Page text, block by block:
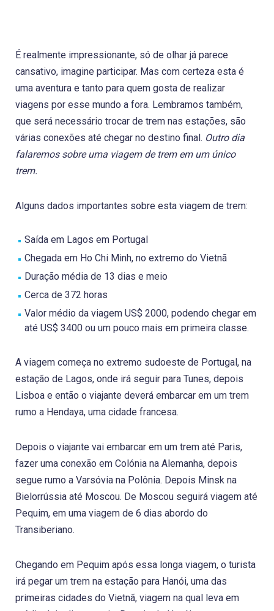
É realmente impressionante, só de olhar já parece
cansativo, imagine participar. Mas com certeza esta é
uma aventura e tanto para quem gosta de realizar
viagens por esse mundo a fora. Lembramos também,
que será necessário trocar de trem nas estações, são
várias conexões até chegar no destino final. Outro dia
falaremos sobre uma viagem de trem em um único
trem.
Alguns dados importantes sobre esta viagem de trem:
Saída em Lagos em Portugal
Chegada em Ho Chi Minh, no extremo do Vietnã
Duração média de 13 dias e meio
Cerca de 372 horas
Valor médio da viagem US$ 2000, podendo chegar em
até US$ 3400 ou um pouco mais em primeira classe.
A viagem começa no extremo sudoeste de Portugal, na
estação de Lagos, onde irá seguir para Tunes, depois
Lisboa e então o viajante deverá embarcar em um trem
rumo a Hendaya, uma cidade francesa.
Depois o viajante vai embarcar em um trem até Paris,
fazer uma conexão em Colónia na Alemanha, depois
segue rumo a Varsóvia na Polônia. Depois Minsk na
Bielorrússia até Moscou. De Moscou seguirá viagem até
Pequim, em uma viagem de 6 dias abordo do
Transiberiano.
Chegando em Pequim após essa longa viagem, o turista
irá pegar um trem na estação para Hanói, uma das
primeiras cidades do Vietnã, viagem na qual leva em